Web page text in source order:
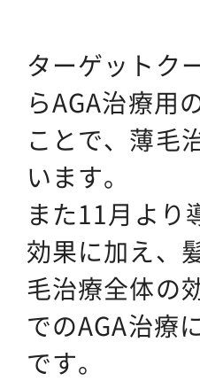
ターゲットク
らAGA治療用
ことで、薄毛
います。
また11月より
効果に加え、
毛治療全体の
でのAGA治療
です。